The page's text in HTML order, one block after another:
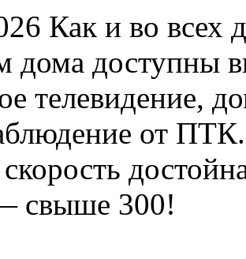
Как и во всех
дома доступны
телевидение,
от
свыше 300!